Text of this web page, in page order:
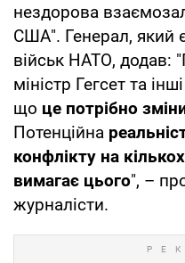
нездорова
США". Генерал, який
військ НАТО, додав:
міністр Гегсет та
що це потрібно
Потенційна
конфлікту на
вимагає цього", –
журналісти.